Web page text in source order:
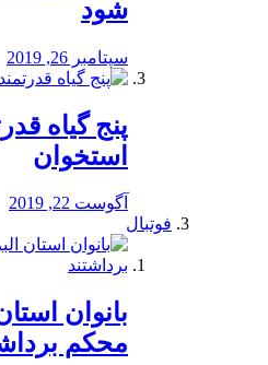
‌شود
سپتامبر 26, 2019
پنج گیاه
استخوان
آگوست 22, 2019
فوتبال
بانوان
محكم